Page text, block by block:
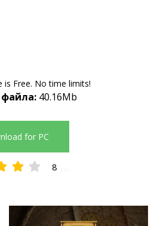
is Free. No time limits!
40.16Mb
for PC
8